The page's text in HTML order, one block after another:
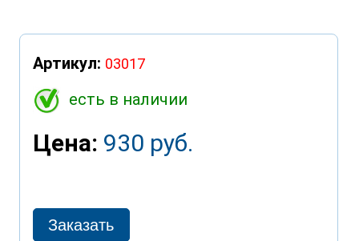
Артикул: 03017
есть в наличии
Цена: 930 руб.